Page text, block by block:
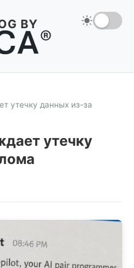
BY
утечку данных из-за
утечку